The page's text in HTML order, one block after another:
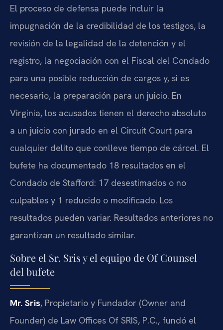
El proceso de defensa puede incluir la
impugnación de la credibilidad de los testigos, la
revisión de la legalidad de la detención y el
registro, la negociación con el Fiscal del Condado
para una posible reducción de cargos y, si es
necesario, la preparación para un juicio. En
Virginia, los acusados tienen el derecho absoluto
a un juicio con jurado en el Circuit Court para
cualquier delito que conlleve tiempo de cárcel. El
bufete ha documentado 18 resultados en el
Condado de Stafford: 17 desestimados o no
culpables y 1 reducido o modificado. Los
resultados pueden variar. Resultados anteriores no
garantizan un resultado similar.
Sobre el Sr. Sris y el equipo de Of Counsel
del bufete
Mr. Sris, Propietario y Fundador (Owner and
Founder) de Law Offices Of SRIS, P.C., fundó el